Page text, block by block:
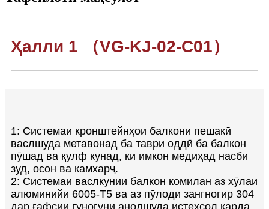
Ҳалли 1 （VG-KJ-02-C01）
1: Системаи кронштейнҳои балкони пешакӣ
васлшуда метавонад ба таври оддӣ ба балкон
пӯшад ва қулф кунад, ки имкон медиҳад насби
зуд, осон ва камхарҷ.
2: Системаи васлкунии балкон комилан аз хӯлаи
алюминийи 6005-T5 ва аз пӯлоди зангногир 304
дар ғафсии гуногуни анодшуда истеҳсол карда